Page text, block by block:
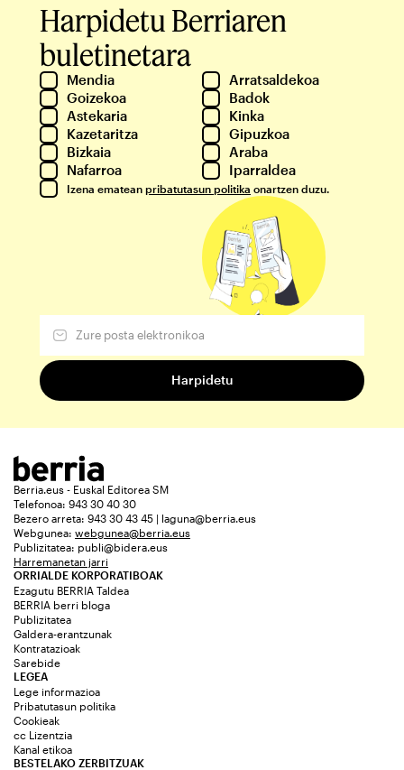
Harpidetu Berriaren
buletinetara
Mendia
Arratsaldekoa
Goizekoa
Badok
Astekaria
Kinka
Kazetaritza
Gipuzkoa
Bizkaia
Araba
Nafarroa
Iparraldea
Izena ematean pribatutasun politika onartzen duzu.
Berria.eus - Euskal Editorea SM
Telefonoa: 943 30 40 30
Bezero arreta: 943 30 43 45 | laguna@berria.eus
Webgunea: webgunea@berria.eus
Publizitatea: publi@bidera.eus
Harremanetan jarri
ORRIALDE KORPORATIBOAK
Ezagutu BERRIA Taldea
BERRIA berri bloga
Publizitatea
Galdera-erantzunak
Kontratazioak
Sarebide
LEGEA
Lege informazioa
Pribatutasun politika
Cookieak
cc Lizentzia
Kanal etikoa
BESTELAKO ZERBITZUAK